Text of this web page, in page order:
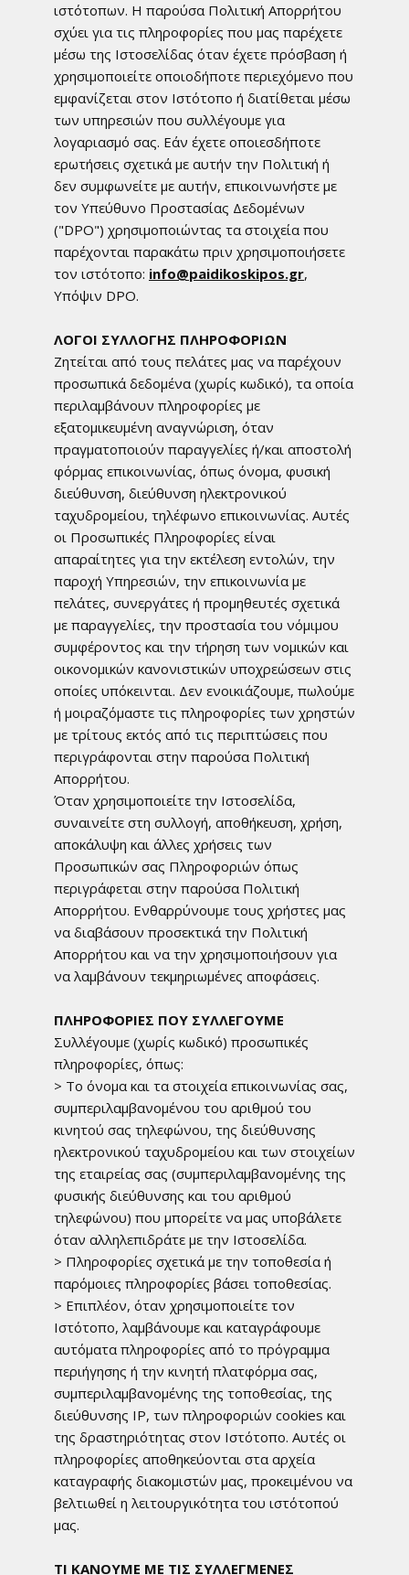
ιστότοπων. Η παρούσα Πολιτική Απορρήτου
σχύει για τις πληροφορίες που μας παρέχετε
μέσω της Ιστοσελίδας όταν έχετε πρόσβαση ή
χρησιμοποιείτε οποιοδήποτε περιεχόμενο που
εμφανίζεται στον Ιστότοπο ή διατίθεται μέσω
των υπηρεσιών που συλλέγουμε για
λογαριασμό σας. Εάν έχετε οποιεσδήποτε
ερωτήσεις σχετικά με αυτήν την Πολιτική ή
δεν συμφωνείτε με αυτήν, επικοινωνήστε με
τον Υπεύθυνο Προστασίας Δεδομένων
("DPO") χρησιμοποιώντας τα στοιχεία που
παρέχονται παρακάτω πριν χρησιμοποιήσετε
τον ιστότοπο: info@paidikoskipos.gr,
Υπόψιν DPO.
ΛΟΓΟΙ ΣΥΛΛΟΓΗΣ ΠΛΗΡΟΦΟΡΙΩΝ
Zητείται από τους πελάτες μας να παρέχουν
προσωπικά δεδομένα (χωρίς κωδικό), τα οποία
περιλαμβάνουν πληροφορίες με
εξατομικευμένη αναγνώριση, όταν
πραγματοποιούν παραγγελίες ή/και αποστολή
φόρμας επικοινωνίας, όπως όνομα, φυσική
διεύθυνση, διεύθυνση ηλεκτρονικού
ταχυδρομείου, τηλέφωνο επικοινωνίας. Αυτές
οι Προσωπικές Πληροφορίες είναι
απαραίτητες για την εκτέλεση εντολών, την
παροχή Υπηρεσιών, την επικοινωνία με
πελάτες, συνεργάτες ή προμηθευτές σχετικά
με παραγγελίες, την προστασία του νόμιμου
συμφέροντος και την τήρηση των νομικών και
οικονομικών κανονιστικών υποχρεώσεων στις
οποίες υπόκεινται. Δεν ενοικιάζουμε, πωλούμε
ή μοιραζόμαστε τις πληροφορίες των χρηστών
με τρίτους εκτός από τις περιπτώσεις που
περιγράφονται στην παρούσα Πολιτική
Απορρήτου.
Όταν χρησιμοποιείτε την Ιστοσελίδα,
συναινείτε στη συλλογή, αποθήκευση, χρήση,
αποκάλυψη και άλλες χρήσεις των
Προσωπικών σας Πληροφοριών όπως
περιγράφεται στην παρούσα Πολιτική
Απορρήτου. Ενθαρρύνουμε τους χρήστες μας
να διαβάσουν προσεκτικά την Πολιτική
Απορρήτου και να την χρησιμοποιήσουν για
να λαμβάνουν τεκμηριωμένες αποφάσεις.
ΠΛΗΡΟΦΟΡΙΕΣ ΠΟΥ ΣΥΛΛΕΓΟΥΜΕ
Συλλέγουμε (χωρίς κωδικό) προσωπικές
πληροφορίες, όπως:
> Το όνομα και τα στοιχεία επικοινωνίας σας,
συμπεριλαμβανομένου του αριθμού του
κινητού σας τηλεφώνου, της διεύθυνσης
ηλεκτρονικού ταχυδρομείου και των στοιχείων
της εταιρείας σας (συμπεριλαμβανομένης της
φυσικής διεύθυνσης και του αριθμού
τηλεφώνου) που μπορείτε να μας υποβάλετε
όταν αλληλεπιδράτε με την Ιστοσελίδα.
> Πληροφορίες σχετικά με την τοποθεσία ή
παρόμοιες πληροφορίες βάσει τοποθεσίας.
> Επιπλέον, όταν χρησιμοποιείτε τον
Ιστότοπο, λαμβάνουμε και καταγράφουμε
αυτόματα πληροφορίες από το πρόγραμμα
περιήγησης ή την κινητή πλατφόρμα σας,
συμπεριλαμβανομένης της τοποθεσίας, της
διεύθυνσης IP, των πληροφοριών cookies και
της δραστηριότητας στον Ιστότοπο. Αυτές οι
πληροφορίες αποθηκεύονται στα αρχεία
καταγραφής διακομιστών μας, προκειμένου να
βελτιωθεί η λειτουργικότητα του ιστότοπού
μας.
ΤΙ ΚΑΝΟΥΜΕ ΜΕ ΤΙΣ ΣΥΛΛΕΓΜΕΝΕΣ